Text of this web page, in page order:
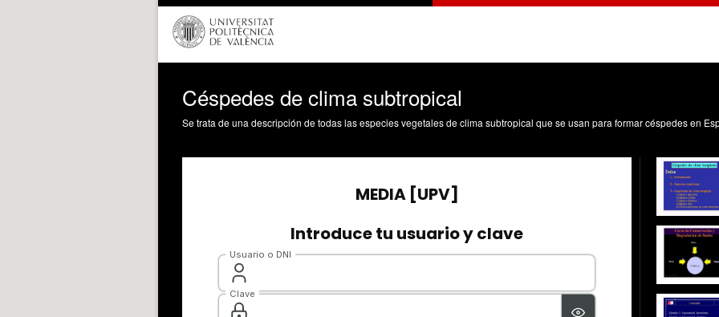
Céspedes de clima subtropical